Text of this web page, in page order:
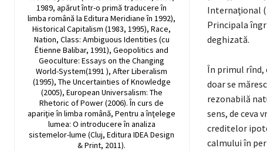
1989, apărut într-o primă traducere în
limba română la Editura Meridiane în 1992),
Historical Capitalism (1983, 1995), Race,
Nation, Class: Ambiguous Identities (cu
Étienne Balibar, 1991), Geopolitics and
Geoculture: Essays on the Changing
World-System(1991 ), After Liberalism
(1995), The Uncertainties of Knowledge
(2005), European Universalism: The
Rhetoric of Power (2006). În curs de
apariţie în limba română, Pentru a înţelege
lumea: O introducere în analiza
sistemelor-lume (Cluj, Editura IDEA Design
& Print, 2011).
Internaţional
Principala
deghizată.
În primul rînd,
doar se
rezonabilă
sens, de ceva
creditelor
calmului în